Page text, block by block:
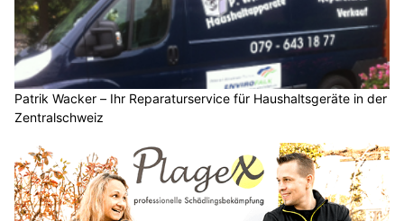
Patrik Wacker – Ihr Reparaturservice für Haushaltsgeräte in der
Zentralschweiz